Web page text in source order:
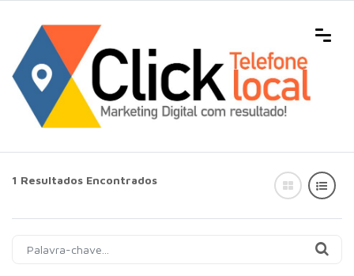
1 Resultados Encontrados